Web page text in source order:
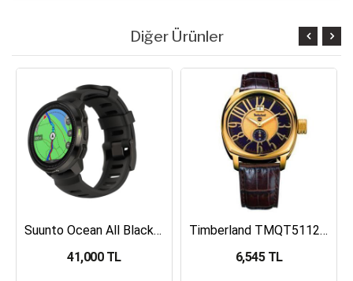
Diğer Ürünler
Suunto Ocean All Black Dalış Bilgisayarı SS050982000
41,000 TL
Timberland TMQT5112401 Erkek Kol Saati
6,545 TL